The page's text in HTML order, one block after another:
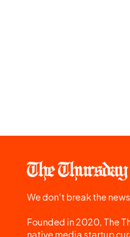
We don't break the
Founded in 2020, The
native media startup